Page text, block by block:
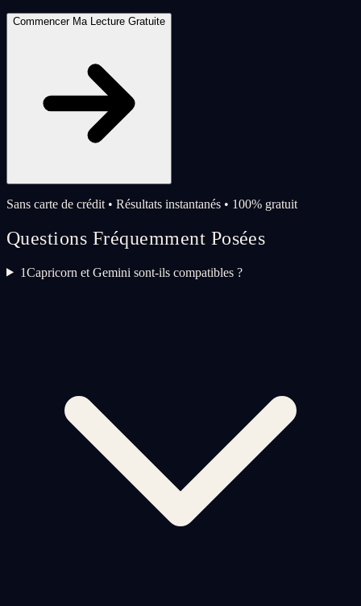
Commencer Ma Lecture Gratuite
Sans carte de crédit • Résultats instantanés • 100% gratuit
Questions Fréquemment Posées
1Capricorn et Gemini sont-ils compatibles ?